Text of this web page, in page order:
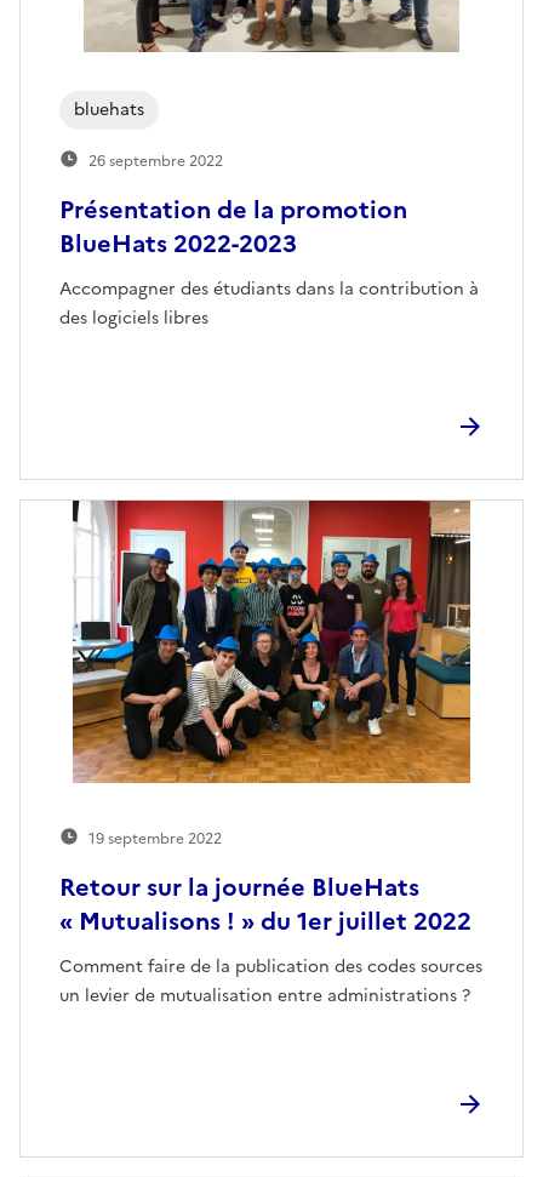
Présentation de la promotion
BlueHats 2022-2023
Accompagner des étudiants dans la contribution à
des logiciels libres
bluehats
26 septembre 2022
Retour sur la journée BlueHats
« Mutualisons ! » du 1er juillet 2022
Comment faire de la publication des codes sources
un levier de mutualisation entre administrations ?
19 septembre 2022